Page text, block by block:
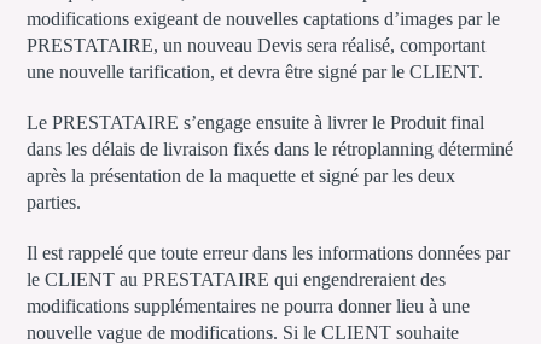
modifications exigeant de nouvelles captations d’images par le
PRESTATAIRE, un nouveau Devis sera réalisé, comportant
une nouvelle tarification, et devra être signé par le CLIENT.
Le PRESTATAIRE s’engage ensuite à livrer le Produit final
dans les délais de livraison fixés dans le rétroplanning déterminé
après la présentation de la maquette et signé par les deux
parties.
Il est rappelé que toute erreur dans les informations données par
le CLIENT au PRESTATAIRE qui engendreraient des
modifications supplémentaires ne pourra donner lieu à une
nouvelle vague de modifications. Si le CLIENT souhaite